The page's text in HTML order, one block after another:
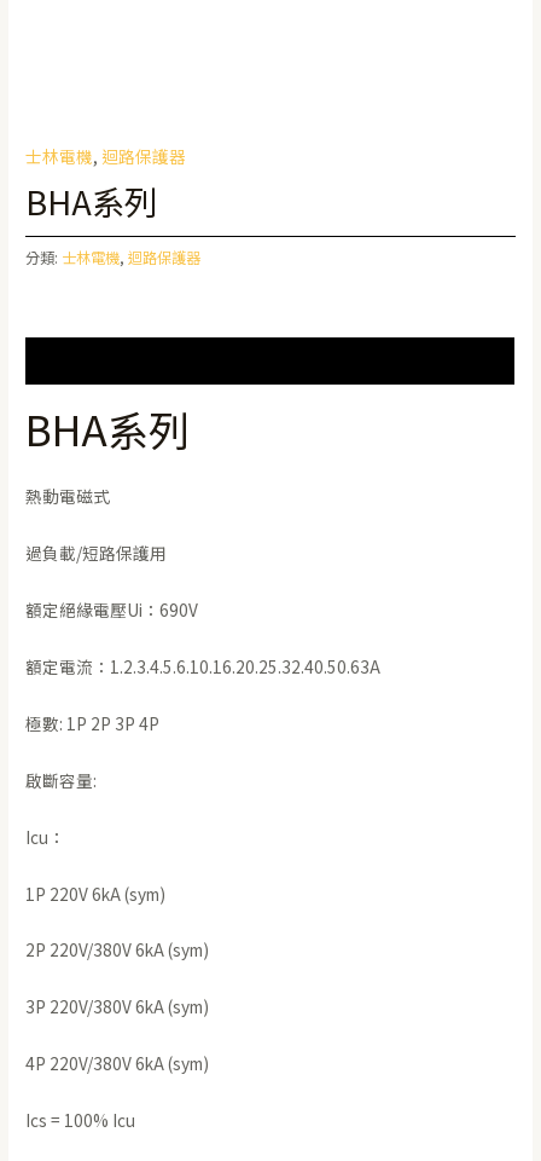
士林電機,迴路保護器
BHA系列
分類: 士林電機,迴路保護器
BHA系列
熱動電磁式
過負載/短路保護用
額定絕緣電壓Ui：690V
額定電流：1.2.3.4.5.6.10.16.20.25.32.40.50.63A
極數: 1P 2P 3P 4P
啟斷容量:
Icu：
1P 220V 6kA (sym)
2P 220V/380V 6kA (sym)
3P 220V/380V 6kA (sym)
4P 220V/380V 6kA (sym)
Ics = 100% Icu